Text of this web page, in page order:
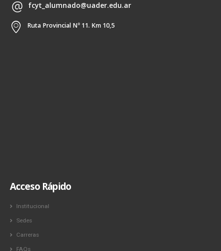
fcyt_alumnado@uader.edu.ar
Ruta Provincial Nº 11. Km 10,5
Acceso Rápido
Institucional
Sedes
Carreras
FAQs